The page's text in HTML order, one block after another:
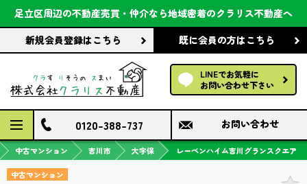
足立区周辺の不動産売買・仲介なら地域密着のクラリス不動産へ
新規会員登録はこちら 既に会員の方はこちら
LINEでお気軽に
お問い合わせ下さい
会社案内
前回の履歴で探す
保存した条件で探す
検討中の物件
0120-388-737 お問い合わせ
中古マンション 吉川市 大字保 レーベンハイム吉川グランスクエア
中古マンション